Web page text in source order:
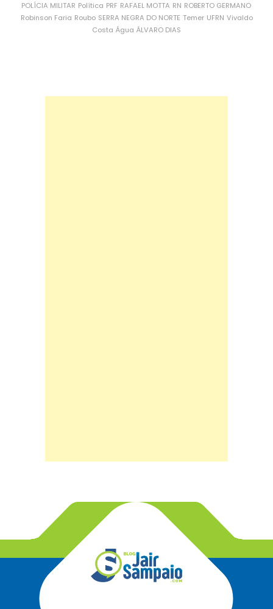
POLÍCIA MILITAR Política PRF RAFAEL MOTTA RN ROBERTO GERMANO
Robinson Faria Roubo SERRA NEGRA DO NORTE Temer UFRN Vivaldo
Costa Água ÁLVARO DIAS